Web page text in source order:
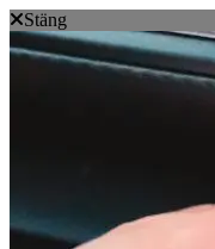
Stäng